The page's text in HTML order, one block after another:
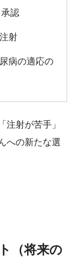
認
射
病の適応の
注射が苦手」
への新たな選
（将来の